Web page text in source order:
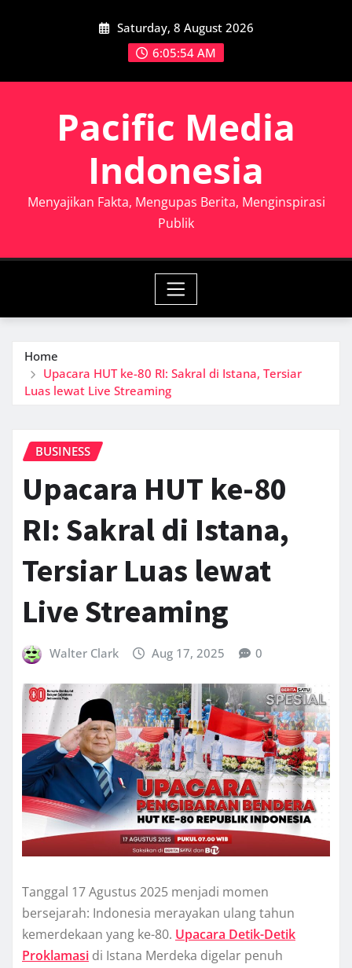
Saturday, 8 August 2026
6:05:55 AM
Pacific Media
Indonesia
Menyajikan Fakta, Mengupas Berita, Menginspirasi
Publik
Home
Upacara HUT ke-80 RI: Sakral di Istana, Tersiar
Luas lewat Live Streaming
BUSINESS
Upacara HUT ke-80
RI: Sakral di Istana,
Tersiar Luas lewat
Live Streaming
Walter Clark Aug 17, 2025 0
Tanggal 17 Agustus 2025 menjadi momen
bersejarah: Indonesia merayakan ulang tahun
kemerdekaan yang ke-80. Upacara Detik-Detik
Proklamasi di Istana Merdeka digelar penuh